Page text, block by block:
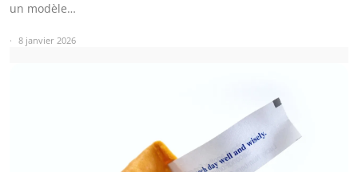
un modèle…
8 janvier 2026